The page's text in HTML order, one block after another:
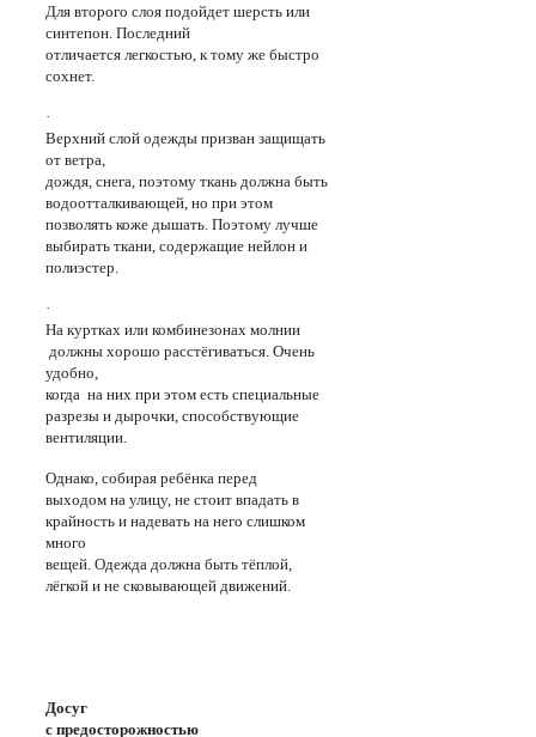
Для второго слоя подойдет шерсть или
синтепон. Последний
отличается легкостью, к тому же быстро
сохнет.
·
Верхний слой одежды призван защищать
от ветра,
дождя, снега, поэтому ткань должна быть
водоотталкивающей, но при этом
позволять коже дышать. Поэтому лучше
выбирать ткани, содержащие нейлон и
полиэстер.
·
На куртках или комбинезонах молнии
должны хорошо расстёгиваться. Очень
удобно,
когда на них при этом есть специальные
разрезы и дырочки, способствующие
вентиляции.
Однако, собирая ребёнка перед
выходом на улицу, не стоит впадать в
крайность и надевать на него слишком
много
вещей. Одежда должна быть тёплой,
лёгкой и не сковывающей движений.
Досуг
с предосторожностью